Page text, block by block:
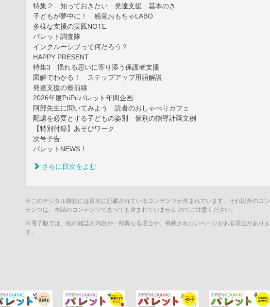
特集２ 知っておきたい 発達支援 基本のき
子どもが夢中に！ 感覚おもちゃLABO
多様な支援の実践NOTE
パレット調査隊
インクルーシブって何だろう？
HAPPY PRESENT
特集3 揺れる思いに寄り添う保護者支援
図解でわかる！ ステップアップ用語解説
発達支援の最前線
2026年度PriPriパレット年間企画
阿部先生に聞いてみよう 読者のおしゃべりカフェ
配慮を必要とする子どもの姿別 個別の指導計画文例
【特別付録】あそびワーク
次号予告
パレットNEWS！
さらに目次をよむ
※このデジタル雑誌には目次に記載されているコンテンツが含まれています。それ以外のコン
テンツは、本誌のコンテンツであっても含まれていません のでご注意ください。
※電子版では、紙の雑誌と内容が一部異なる場合や、掲載されないページがある場合がありま
す。